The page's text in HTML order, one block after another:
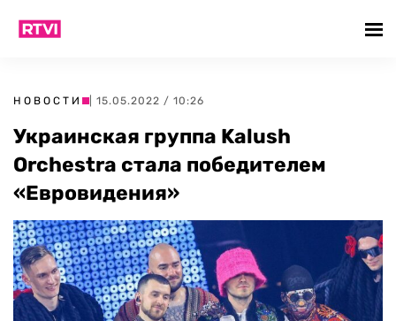
НОВОСТИ | 15.05.2022 / 10:26
Украинская группа Kalush
Orchestra стала победителем
«Евровидения»